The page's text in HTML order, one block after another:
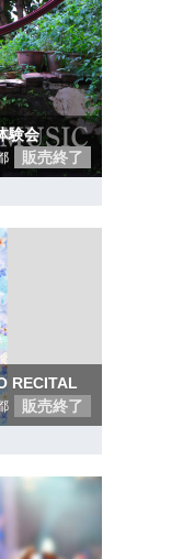
験会
販売終了
RECITAL
販売終了